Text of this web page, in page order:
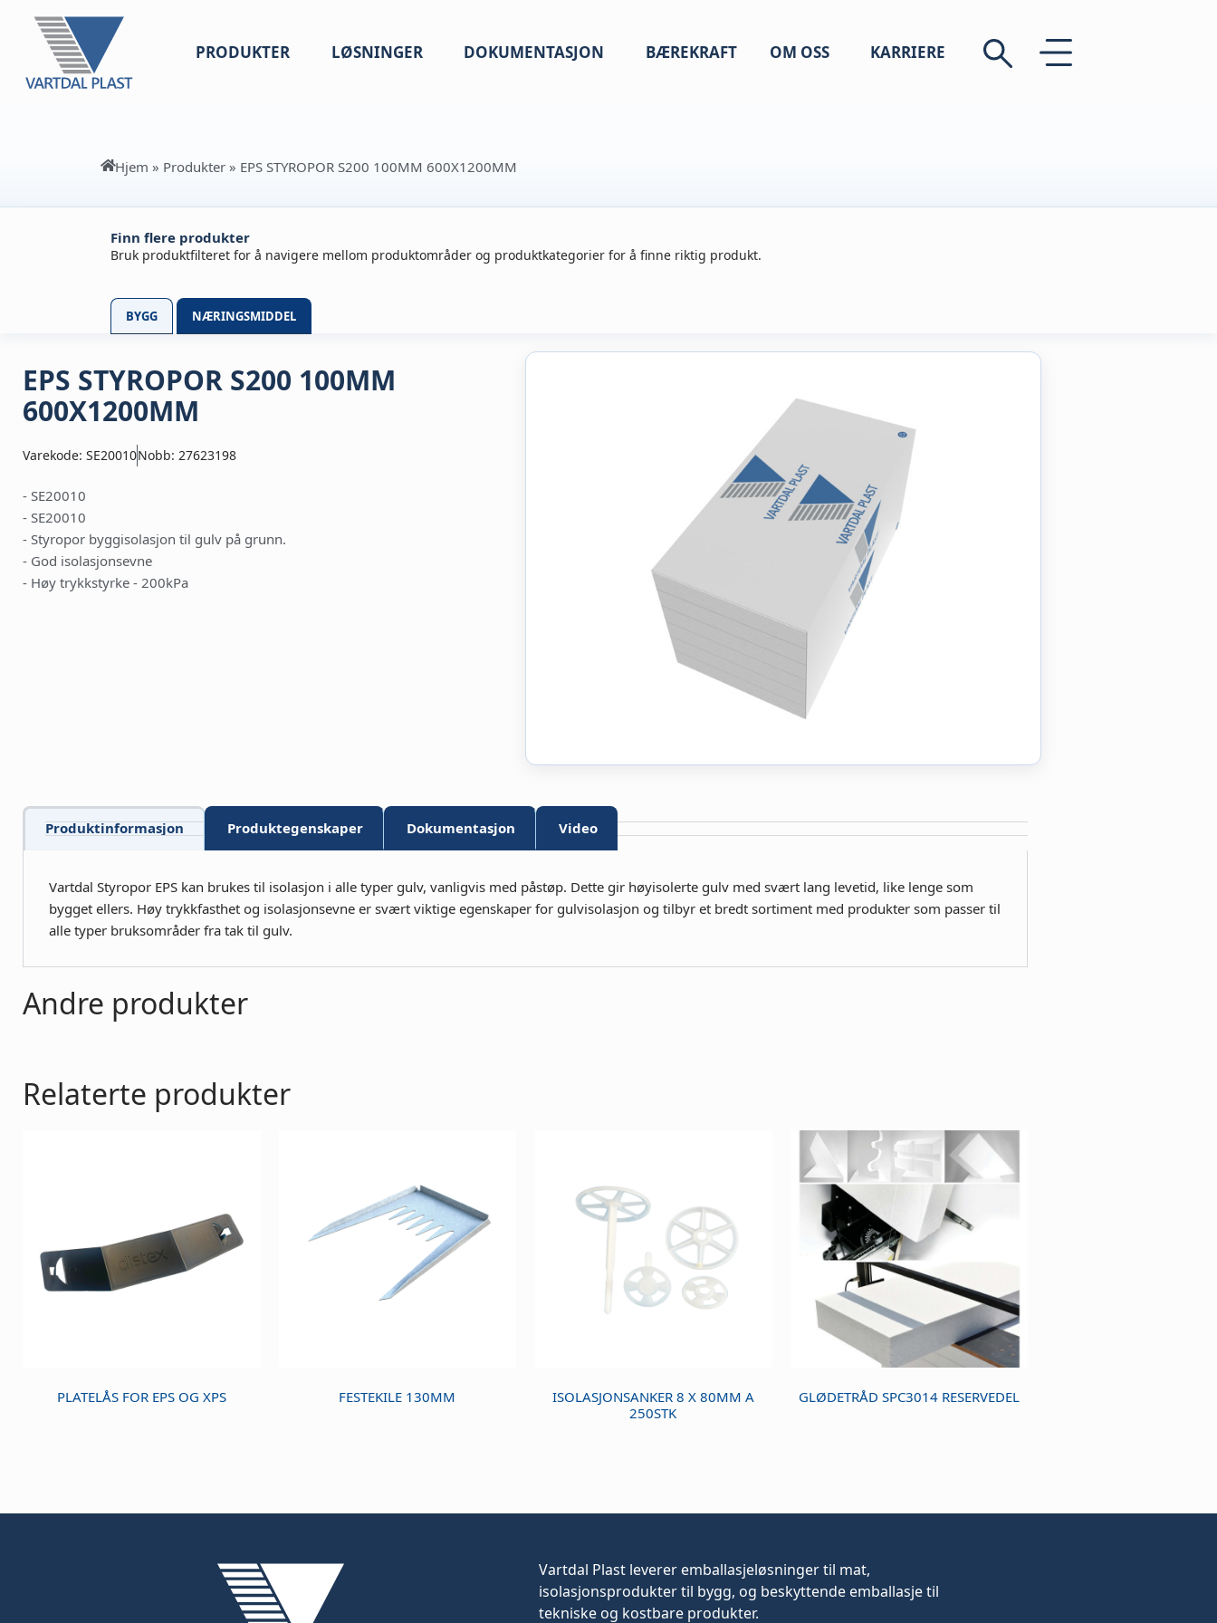
PRODUKTER LØSNINGER DOKUMENTASJON BÆREKRAFT OM OSS KARRIERE
Hjem » Produkter » EPS STYROPOR S200 100MM 600X1200MM
Finn flere produkter
Bruk produktfilteret for å navigere mellom produktområder og produktkategorier for å finne riktig produkt.
BYGG NÆRINGSMIDDEL
EPS STYROPOR S200 100MM
600X1200MM
Varekode: SE20010Nobb: 27623198
- SE20010
- SE20010
- Styropor byggisolasjon til gulv på grunn.
- God isolasjonsevne
- Høy trykkstyrke - 200kPa
Produktinformasjon Produktegenskaper Dokumentasjon Video
Vartdal Styropor EPS kan brukes til isolasjon i alle typer gulv, vanligvis med påstøp. Dette gir høyisolerte gulv med svært lang levetid, like lenge som
bygget ellers. Høy trykkfasthet og isolasjonsevne er svært viktige egenskaper for gulvisolasjon og tilbyr et bredt sortiment med produkter som passer til
alle typer bruksområder fra tak til gulv.
Andre produkter
Relaterte produkter
PLATELÅS FOR EPS OG XPS FESTEKILE 130MM
ISOLASJONSANKER 8 X 80MM A
250STK
GLØDETRÅD SPC3014 RESERVEDEL
Vartdal Plast leverer emballasjeløsningertil mat,
isolasjonsprodukter til bygg, og beskyttende emballasje til
tekniske og kostbare produkter.